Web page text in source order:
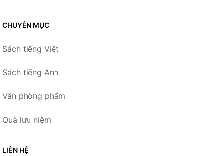
CHUYÊN MỤC
Sách tiếng Việt
Sách tiếng Anh
Văn phòng phẩm
Quà lưu niệm
LIÊN HỆ